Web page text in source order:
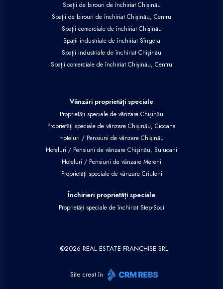
Spații de birouri de închiriat Chișinău
Spații de birouri de închiriat Chișinău, Centru
Spații comerciale de închiriat Chișinău
Spații industriale de închiriat Sîngera
Spații industriale de închiriat Chișinău
Spații comerciale de închiriat Chișinău, Centru
Vânzări proprietăți speciale
Proprietăți speciale de vânzare Chișinău
Proprietăți speciale de vânzare Chișinău, Ciocana
Hoteluri / Pensiuni de vânzare Chișinău
Hoteluri / Pensiuni de vânzare Chișinău, Buiucani
Hoteluri / Pensiuni de vânzare Mereni
Proprietăți speciale de vânzare Criuleni
Închirieri proprietăți speciale
Proprietăți speciale de închiriat Step-Soci
©2026 REAL ESTATE FRANCHISE SRL
Site creat în